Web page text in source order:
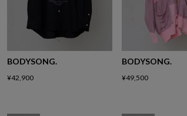
BODYSONG.
¥42,900
BODYSONG.
¥49,500